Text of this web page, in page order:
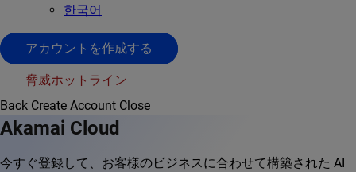
한국어
アカウントを作成する
脅威ホットライン
Back Create Account Close
Akamai Cloud
今すぐ登録して、お客様のビジネスに合わせて構築された AI